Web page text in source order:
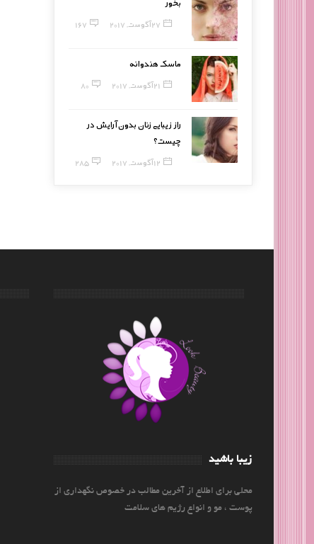
27 آگوست, 2017 167
ماسک هندوانه
21 آگوست, 2017 80
راز زیبایی زنان بدون آرایش در
چیست؟
12 آگوست, 2017 285
زیبا باشید
محلی برای اطلاع از آخرین مطالب در خصوص نگهداری از
پوست ، مو و انواع رژیم های سلامت